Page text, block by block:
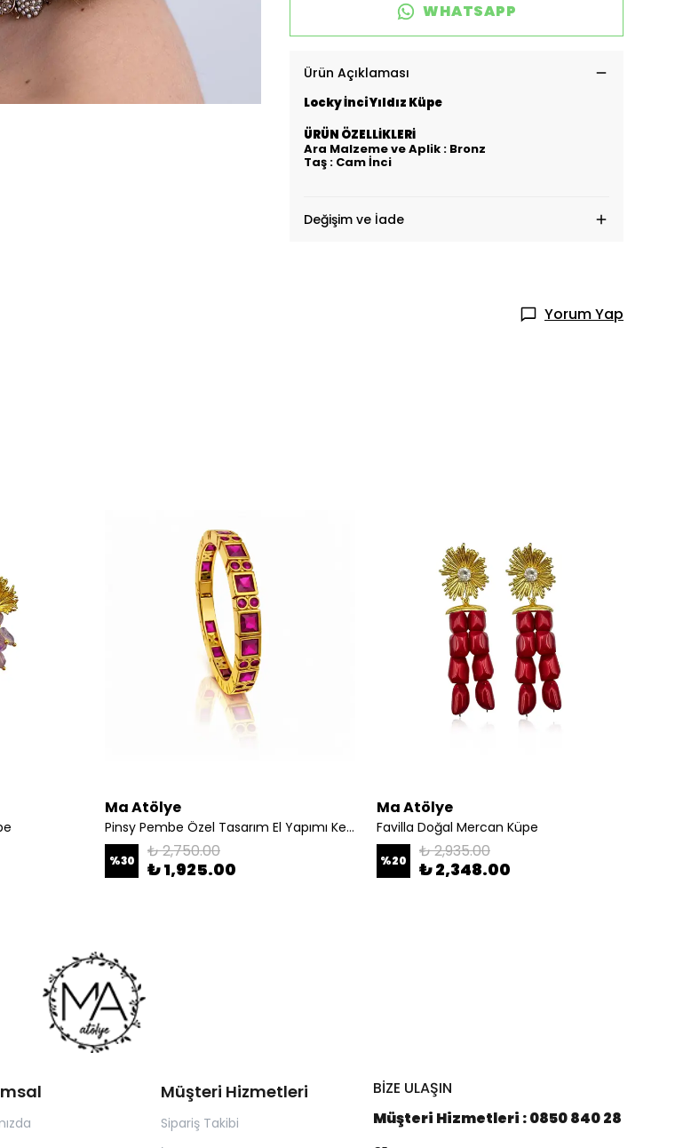
WHATSAPP
Ürün Açıklaması
Locky İnci Yıldız Küpe
ÜRÜN ÖZELLİKLERİ
Ara Malzeme ve Aplik : Bronz
Taş : Cam İnci
Değişim ve İade
Yorum Yap
Ma Atölye
Pinsy Pembe Özel Tasarım El Yapımı Kelepçe
%30 ₺ 2,750.00
₺ 1,925.00
Ma Atölye
Favilla Doğal Mercan Küpe
%20 ₺ 2,935.00
₺ 2,348.00
Müşteri Hizmetleri
Sipariş Takibi
BİZE ULAŞIN
Müşteri Hizmetleri : 0850 840 28